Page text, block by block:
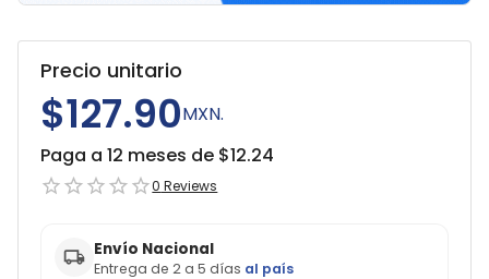
Precio unitario
$127.90MXN.
Paga a 12 meses de $12.24
0 Reviews
Envío Nacional
Entrega de 2 a 5 días al país